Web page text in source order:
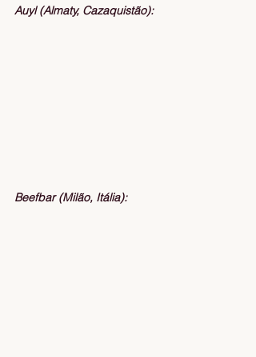
Auyl (Almaty, Cazaquistão):
Beefbar (Milão, Itália):